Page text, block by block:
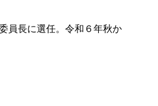
員長に選任。令和６年秋か